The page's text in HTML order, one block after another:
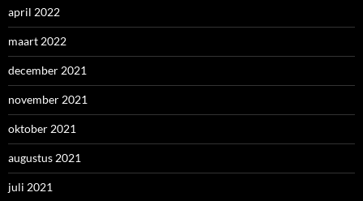
april 2022
maart 2022
december 2021
november 2021
oktober 2021
augustus 2021
juli 2021